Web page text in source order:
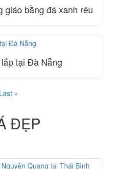
giáo bằng đá xanh rêu
tại Đà Nẵng
Last »
ĐẸP